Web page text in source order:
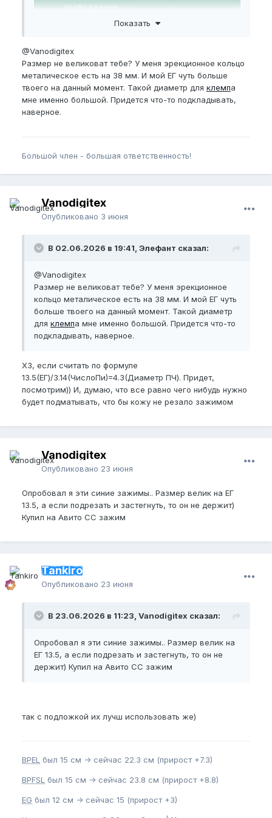
изображение.
Показать
@Vanodigitex
Размер не великоват тебе? У меня эрекционное кольцо
металическое есть на 38 мм. И мой ЕГ чуть больше
твоего на данный момент. Такой диаметр для клемпа
мне именно большой. Придется что-то подкладывать,
наверное.
Большой член - большая ответственность!
Vanodigitex
Опубликовано 3 июня
В 02.06.2026 в 19:41, Элефант сказал:
@Vanodigitex
Размер не великоват тебе? У меня эрекционное
кольцо металическое есть на 38 мм. И мой ЕГ чуть
больше твоего на данный момент. Такой диаметр
для клемпа мне именно большой. Придется что-то
подкладывать, наверное.
ХЗ, если считать по формуле
13.5(ЕГ)/3.14(ЧислоПи)=4.3(Диаметр ПЧ). Придет,
посмотрим)) И, думаю, что все равно чего нибудь нужно
будет подматывать, что бы кожу не резало зажимом
Vanodigitex
Опубликовано 23 июня
Опробовал я эти синие зажимы.. Размер велик на ЕГ
13.5, а если подрезать и застегнуть, то он не держит)
Купил на Авито CC зажим
Tankiro
Опубликовано 23 июня
В 23.06.2026 в 11:23, Vanodigitex сказал:
Опробовал я эти синие зажимы.. Размер велик на
ЕГ 13.5, а если подрезать и застегнуть, то он не
держит) Купил на Авито CC зажим
так с подложкой их лучш использовать же)
BPEL был 15 см -> сейчас 22.3 см (прирост +7.3)
BPFSL был 15 см -> сейчас 23.8 см (прирост +8.8)
EG был 12 см -> сейчас 15 (прирост +3)